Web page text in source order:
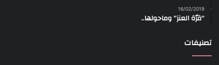
16/02/2019
“قرّة العنز” وماحولها..
تصنيفات